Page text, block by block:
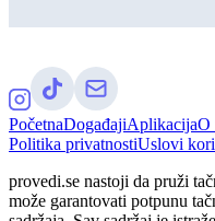
PočetnaDogađajiAplikacijaO
Politika privatnostiUslovi
provedi.se nastoji da pruži
može garantovati potpunu